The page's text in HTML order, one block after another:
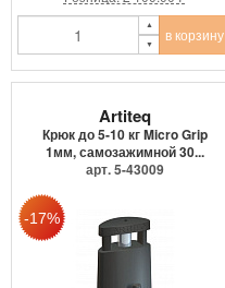
в корзину
Artiteq
Крюк до 5-10 кг Micro Grip
1мм, самозажимной 30...
арт. 5-43009